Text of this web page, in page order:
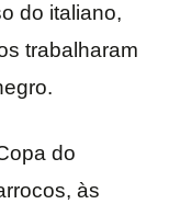
do italiano,
trabalharam
do
às